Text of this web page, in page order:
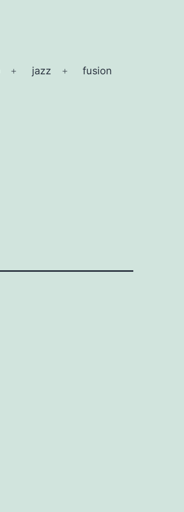
Menü
jazz
Menü
fusion